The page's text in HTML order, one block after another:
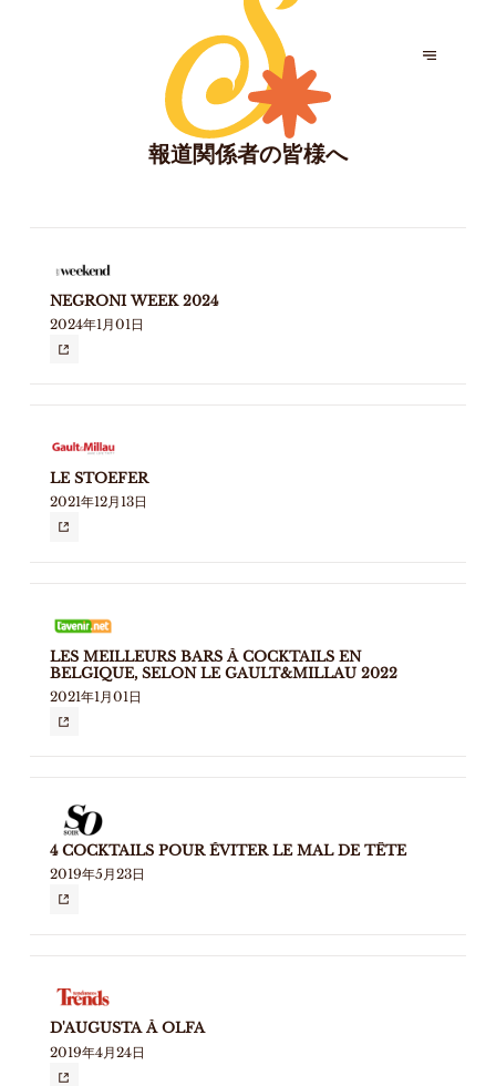
報道関係者の皆様へ
NEGRONI WEEK 2024
2024年1月01日
LE STOEFER
2021年12月13日
LES MEILLEURS BARS À COCKTAILS EN
BELGIQUE, SELON LE GAULT&MILLAU 2022
2021年1月01日
4 COCKTAILS POUR ÉVITER LE MAL DE TÊTE
2019年5月23日
D'AUGUSTA À OLFA
2019年4月24日